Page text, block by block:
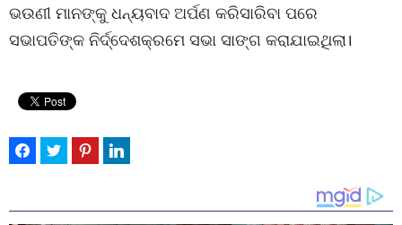
ଭଉଣୀ ମାନଙ୍କୁ ଧନ୍ୟବାଦ ଅର୍ପଣ କରିସାରିବା ପରେ
ସଭାପତିଙ୍କ ନିର୍ଦ୍ଦେଶକ୍ରମେ ସଭା ସାଙ୍ଗ କରାଯାଇଥିଲା।